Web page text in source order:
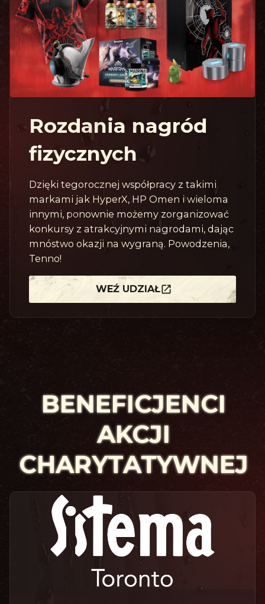
Rozdania nagród
fizycznych
Dzięki tegorocznej współpracy z takimi
markami jak HyperX, HP Omen i wieloma
innymi, ponownie możemy zorganizować
konkursy z atrakcyjnymi nagrodami, dając
mnóstwo okazji na wygraną. Powodzenia,
Tenno!
WEŹ UDZIAŁ
BENEFICJENCI
AKCJI
CHARYTATYWNEJ